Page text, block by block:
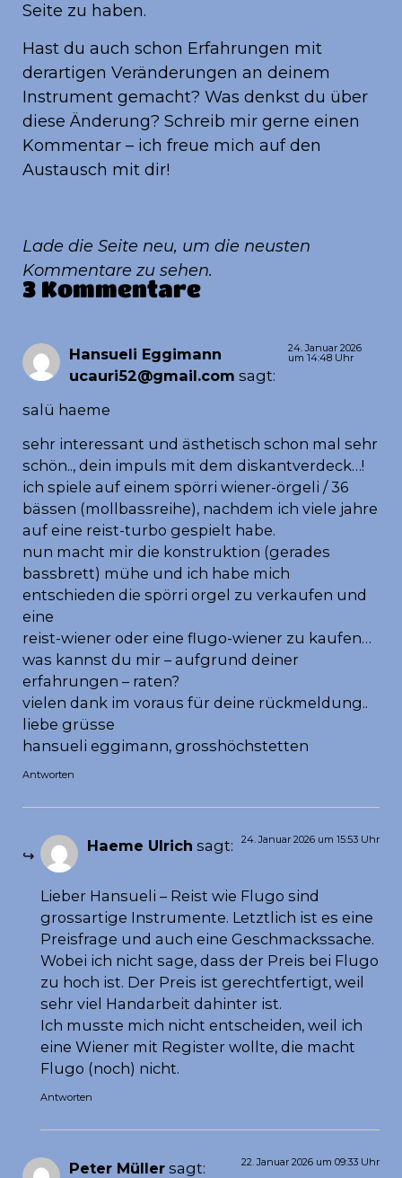
Seite zu haben.
Hast du auch schon Erfahrungen mit
derartigen Veränderungen an deinem
Instrument gemacht? Was denkst du über
diese Änderung? Schreib mir gerne einen
Kommentar – ich freue mich auf den
Austausch mit dir!
Lade die Seite neu, um die neusten
Kommentare zu sehen.
3 Kommentare
Hansueli Eggimann
ucauri52@gmail.com sagt:
24. Januar 2026
um 14:48 Uhr
salü haeme
sehr interessant und ästhetisch schon mal sehr
schön.., dein impuls mit dem diskantverdeck…!
ich spiele auf einem spörri wiener-örgeli / 36
bässen (mollbassreihe), nachdem ich viele jahre
auf eine reist-turbo gespielt habe.
nun macht mir die konstruktion (gerades
bassbrett) mühe und ich habe mich
entschieden die spörri orgel zu verkaufen und
eine
reist-wiener oder eine flugo-wiener zu kaufen…
was kannst du mir – aufgrund deiner
erfahrungen – raten?
vielen dank im voraus für deine rückmeldung..
liebe grüsse
hansueli eggimann, grosshöchstetten
Antworten
Haeme Ulrich sagt: 24. Januar 2026 um 15:53 Uhr
Lieber Hansueli – Reist wie Flugo sind
grossartige Instrumente. Letztlich ist es eine
Preisfrage und auch eine Geschmackssache.
Wobei ich nicht sage, dass der Preis bei Flugo
zu hoch ist. Der Preis ist gerechtfertigt, weil
sehr viel Handarbeit dahinter ist.
Ich musste mich nicht entscheiden, weil ich
eine Wiener mit Register wollte, die macht
Flugo (noch) nicht.
Antworten
Peter Müller sagt: 22. Januar 2026 um 09:33 Uhr